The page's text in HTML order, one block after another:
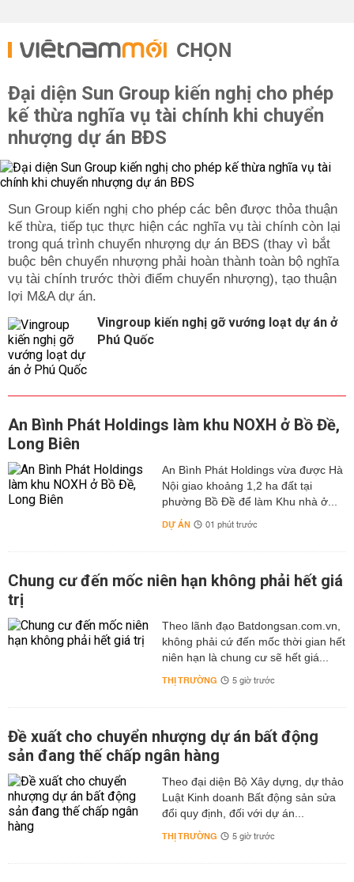
CHỌN
Đại diện Sun Group kiến nghị cho phép
kế thừa nghĩa vụ tài chính khi chuyển
nhượng dự án BĐS
Sun Group kiến nghị cho phép các bên được thỏa thuận
kế thừa, tiếp tục thực hiện các nghĩa vụ tài chính còn lại
trong quá trình chuyển nhượng dự án BĐS (thay vì bắt
buộc bên chuyển nhượng phải hoàn thành toàn bộ nghĩa
vụ tài chính trước thời điểm chuyển nhượng), tạo thuận
lợi M&A dự án.
Vingroup kiến nghị gỡ vướng loạt dự án ở
Phú Quốc
An Bình Phát Holdings làm khu NOXH ở Bồ Đề,
Long Biên
An Bình Phát Holdings vừa được Hà
Nội giao khoảng 1,2 ha đất tại
phường Bồ Đề để làm Khu nhà ở...
DỰ ÁN 01 phút trước
Chung cư đến mốc niên hạn không phải hết giá
trị
Theo lãnh đạo Batdongsan.com.vn,
không phải cứ đến mốc thời gian hết
niên hạn là chung cư sẽ hết giá...
THỊ TRƯỜNG 5 giờ trước
Đề xuất cho chuyển nhượng dự án bất động
sản đang thế chấp ngân hàng
Theo đại diện Bộ Xây dựng, dự thảo
Luật Kinh doanh Bất động sản sửa
đổi quy định, đối với dự án...
THỊ TRƯỜNG 5 giờ trước